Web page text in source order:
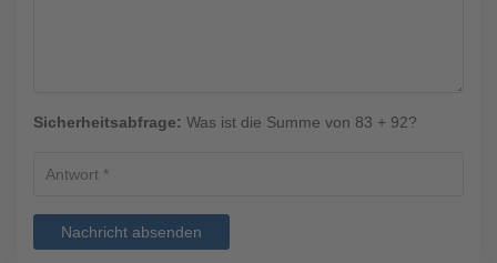
Sicherheitsabfrage: Was ist die Summe von 83 + 92?
Nachricht absenden